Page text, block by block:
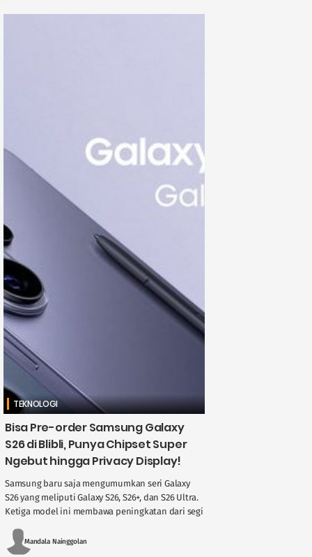
TEKNOLOGI
Bisa Pre-order Samsung Galaxy
S26 di Blibli, Punya Chipset Super
Ngebut hingga Privacy Display!
Samsung baru saja mengumumkan seri Galaxy
S26 yang meliputi Galaxy S26, S26+, dan S26 Ultra.
Ketiga model ini membawa peningkatan dari segi
Mandala Nainggolan